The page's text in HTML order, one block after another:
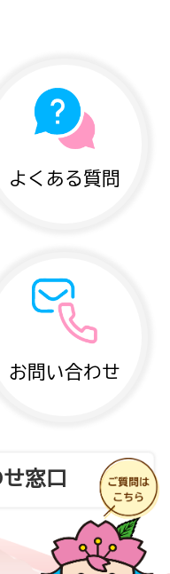
よくある質問
お問い合わせ
窓口